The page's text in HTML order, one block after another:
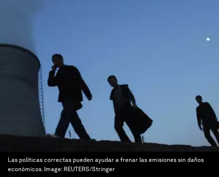
Las políticas correctas pueden ayudar a frenar las emisiones sin daños
económicos. Image: REUTERS/Stringer